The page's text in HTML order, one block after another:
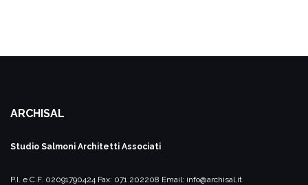
ARCHISAL
Studio Salmoni Architetti Associati
P.I. e C.F. 02091790424 Fax: 071 202208 Email: info@archisal.it